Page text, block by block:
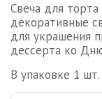
Свеча для
декоративные
для украшения
дессерта ко
В упаковке 1